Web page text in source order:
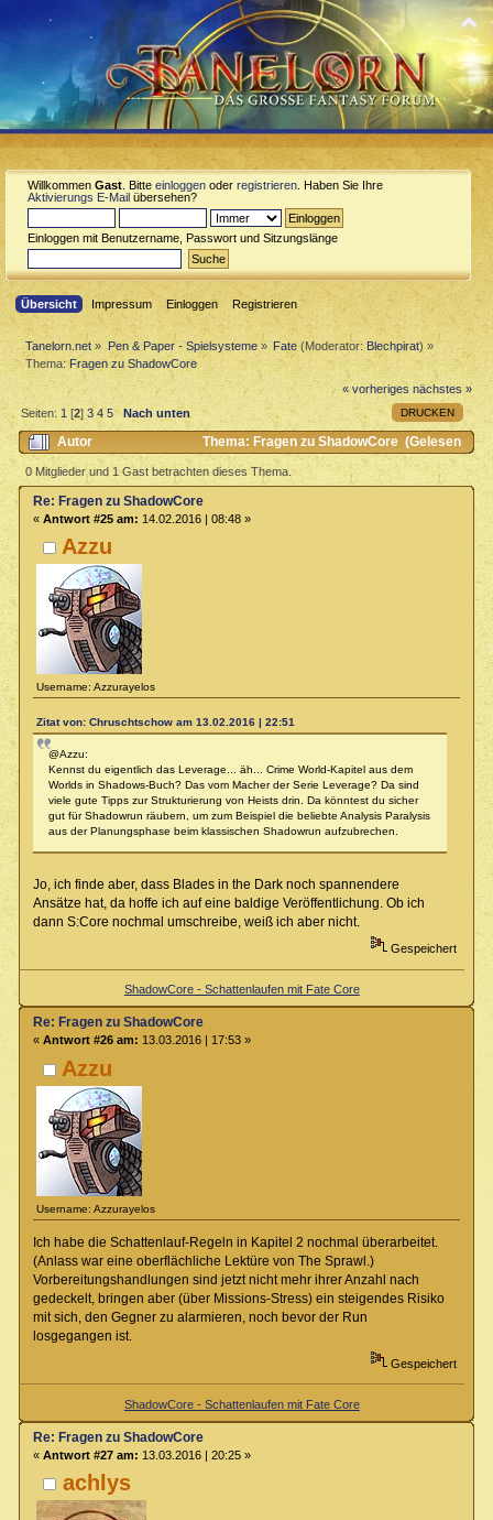
Willkommen Gast . Bitte einloggen oder registrieren . Haben Sie Ihre
Aktivierungs E-Mail übersehen?
Einloggen mit Benutzername, Passwort und Sitzungslänge
Übersicht Impressum Einloggen Registrieren
Tanelorn.net » Pen & Paper - Spielsysteme» Fate (Moderator: Blechpirat) »
Thema: Fragen zu ShadowCore
« vorheriges nächstes »
DRUCKEN
Seiten:1[2]3 4 5 Nach unten
Autor
Thema: Fragen zu ShadowCore (Gelesen
33794 mal)
0 Mitglieder und 1 Gast betrachten dieses Thema.
Azzu
Username: Azzurayelos
Re: Fragen zu ShadowCore
« Antwort #25 am: 14.02.2016 | 08:48 »
Zitat von: Chruschtschow am 13.02.2016 | 22:51
@Azzu:
Kennst du eigentlich das Leverage... äh... Crime World-Kapitel aus dem
Worlds in Shadows-Buch? Das vom Macher der Serie Leverage? Da sind
viele gute Tipps zur Strukturierung von Heists drin. Da könntest du sicher
gut für Shadowrun räubern, um zum Beispiel die beliebte Analysis Paralysis
aus der Planungsphase beim klassischen Shadowrun aufzubrechen.
Jo, ich finde aber, dass Blades in the Dark noch spannendere
Ansätze hat, da hoffe ich auf eine baldige Veröffentlichung. Ob ich
dann S:Core nochmal umschreibe, weiß ich aber nicht.
Gespeichert
ShadowCore - Schattenlaufen mit Fate Core
Azzu
Username: Azzurayelos
Re: Fragen zu ShadowCore
« Antwort #26 am: 13.03.2016 | 17:53 »
Ich habe die Schattenlauf-Regeln in Kapitel 2 nochmal überarbeitet.
(Anlass war eine oberflächliche Lektüre von The Sprawl.)
Vorbereitungshandlungen sind jetzt nicht mehr ihrer Anzahl nach
gedeckelt, bringen aber (über Missions-Stress) ein steigendes Risiko
mit sich, den Gegner zu alarmieren, noch bevor der Run
losgegangen ist.
Gespeichert
ShadowCore - Schattenlaufen mit Fate Core
achlys
Re: Fragen zu ShadowCore
« Antwort #27 am: 13.03.2016 | 20:25 »